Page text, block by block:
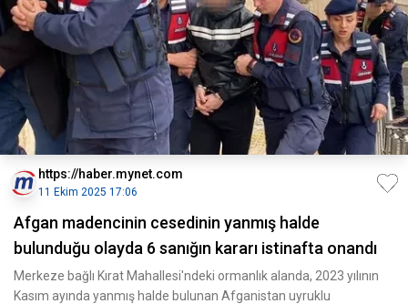
https://haber.mynet.com
11 Ekim 2025 17:06
Afgan madencinin cesedinin yanmış halde
bulunduğu olayda 6 sanığın kararı istinafta onandı
Merkeze bağlı Kırat Mahallesi'ndeki ormanlık alanda, 2023 yılının
Kasım ayında yanmış halde bulunan Afganistan uyruklu